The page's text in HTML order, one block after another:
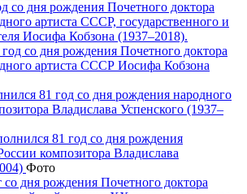
год со дня рождения Почетного доктора
артиста СССР Иосифа Кобзона
81 год со дня рождения
композитора Владислава
Фото